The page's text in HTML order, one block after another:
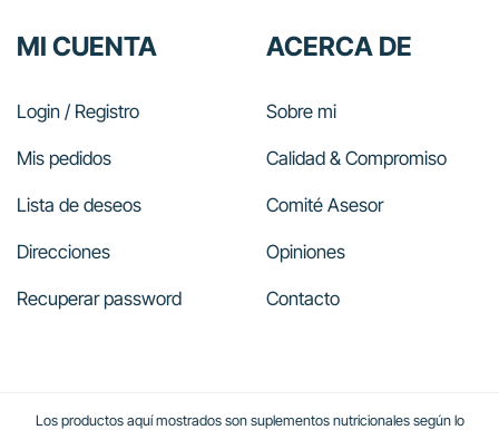
MI CUENTA
Login / Registro
Mis pedidos
Lista de deseos
Direcciones
Recuperar password
ACERCA DE
Sobre mi
Calidad & Compromiso
Comité Asesor
Opiniones
Contacto
Los productos aquí mostrados son suplementos nutricionales según lo